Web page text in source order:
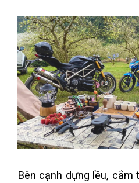
Bên cạnh dựng lều,